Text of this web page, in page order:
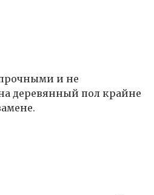
и не
деревянный пол крайне